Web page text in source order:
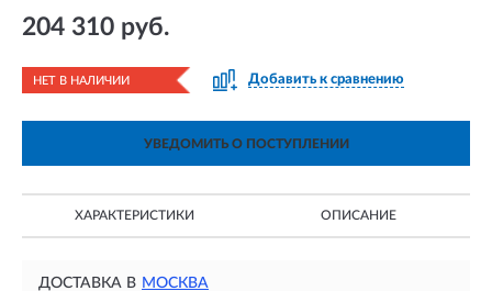
204 310 руб.
НЕТ В НАЛИЧИИ Добавить к сравнению
УВЕДОМИТЬ О ПОСТУПЛЕНИИ
ХАРАКТЕРИСТИКИ ОПИСАНИЕ
ДОСТАВКА В МОСКВА